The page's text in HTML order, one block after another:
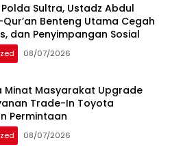
Sultra, Ustadz Abdul
Benteng Utama Cegah
dan Penyimpangan Sosial
08/07/2026
Minat Masyarakat Upgrade
Trade-In Toyota
Permintaan
08/07/2026